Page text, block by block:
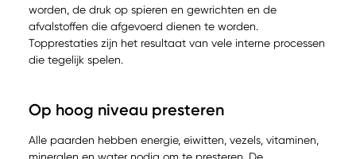
worden, de druk op spieren en gewrichten en de
afvalstoffen die afgevoerd dienen te worden.
Topprestaties zijn het resultaat van vele interne processen
die tegelijk spelen.
Op hoog niveau presteren
Alle paarden hebben energie, eiwitten, vezels, vitaminen,
mineralen en water nodig om te presteren. De